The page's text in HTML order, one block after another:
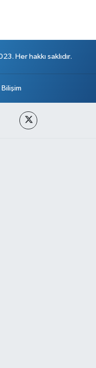
Her hakkı saklıdır.
Bilişim